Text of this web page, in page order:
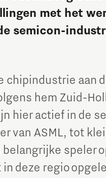
met het
semicon-
chipindustrie aan
hem Zuid-
hier actief in de
van ASML, tot
speler
deze regio